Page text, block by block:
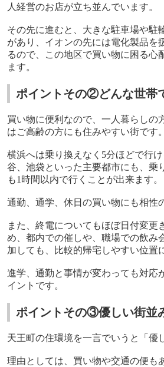
人経営のお店が立ち並んでいます。
その先に進むと、大きな駐車場や駐
があり、イオンの先には電化製品を
るので、この地区で買い物に困る心
ます。
ポイントその②どんな世帯
買い物に便利なので、一人暮らしの
はご高齢の方にも住みやすい街です。
横浜へは乗り換えなく 5分ほどで行
谷、池袋といった主要都市にも、乗
も1 時間以内で行くことが出来ます。
通勤、通学、休日の買い物にも相性
また、終電についてもほぼ日付変更
め、都内での催しや、職場での飲み
加しても、比較的帰宅しやすい位置
進学、通勤と事情が変わっても対応
イントです。
ポイントその③優しい街並
天王町の住環境を一言でいうと「優
理由としては、買い物や交通の便も